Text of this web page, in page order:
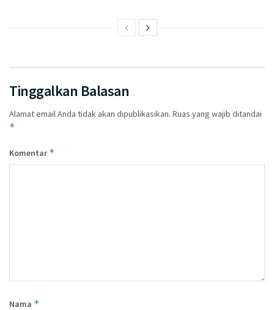
Tinggalkan Balasan
Alamat email Anda tidak akan dipublikasikan. Ruas yang wajib ditandai
*
Komentar*
Nama *